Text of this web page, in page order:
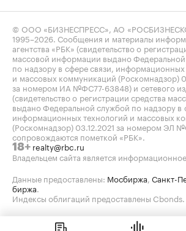
© ООО «БИЗНЕСПРЕСС», АО
1995–2026. Сообщения и материалы
агентства «РБК» (свидетельство о
массовой информации выдано
по надзору в сфере связи, информационных
и массовых коммуникаций (Роскомнадзор)
за номером ИА №ФС77-63848) и сетевого
(свидетельство о регистрации средства
выдано Федеральной службой по надзору в
информационных технологий и массовых
(Роскомнадзор) 03.12.2021 за номером ЭЛ
сопровождаются пометкой «РБК».
18+ realty@rbc.ru
Владельцем сайта является
Данные предоставлены: Мосбиржа, Санкт-
биржа.
Индексы облигаций предоставлены Cbonds.